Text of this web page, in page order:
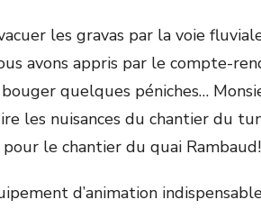
les gravas par la voie
avons appris par le compte-
quelques péniches…
les nuisances du chantier du
le chantier du quai Rambaud!
d’animation